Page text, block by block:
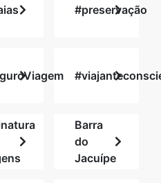
#preservação
Barra
do
Jacuípe